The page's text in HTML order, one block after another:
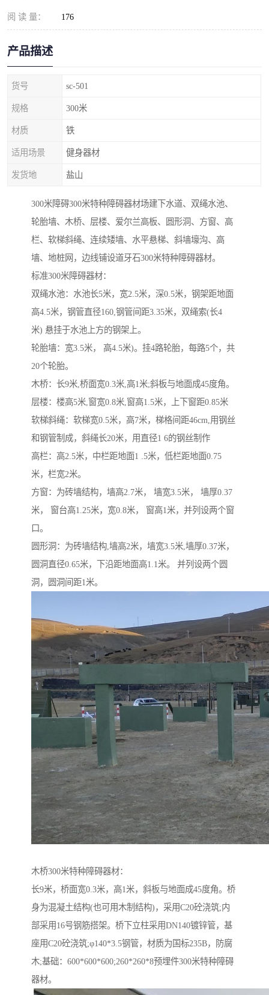
阅 读 量： 176
产品描述
货号 sc-501
规格 300米
材质 铁
适用场景 健身器材
发货地 盐山
300米障碍300米特种障碍器材场建下水道、双绳水池、
轮胎墙、木桥、层楼、爱尔兰高板、圆形洞、方窗、高
栏、软梯斜绳、连续矮墙、水平悬梯、斜墙壕沟、高
墙、地桩网，边线铺设道牙石300米特种障碍器材。
标准300米障碍器材：
双绳水池：水池长5米，宽2.5米，深0.5米，钢架距地面
高4.5米，钢管直径160,钢管间距3.35米，双绳索(长4
米) 悬挂于水池上方的钢架上。
轮胎墙：宽3.5米， 高4.5米)。挂4路轮胎，每路5个，共
20个轮胎。
木桥：长9米,桥面宽0.3米,高1米;斜板与地面成45度角。
层楼：楼高5米,窗宽0.8米,窗高1.5米，上下窗距0.85米
软梯斜绳：软梯宽0.5米，高7米，梯格间距46cm,用钢丝
和钢管制成，斜绳长20米，用直径1 6的钢丝制作
高栏：高2.5米，中栏距地面1 .5米，低栏距地面0.75
米，栏宽2米。
方窗：为砖墙结构，墙高2.7米， 墙宽3.5米， 墙厚0.37
米， 窗台高1.25米，宽0.8米， 窗高1米，并列设两个窗
口。
圆形洞：为砖墙结构,墙高2米，墙宽3.5米,墙厚0.37米，
圆洞直径0.65米，下沿距地面高1.1米。 并列设两个圆
洞，圆洞间距1米。
木桥300米特种障碍器材：
长9米，桥面宽0.3米，高1米，斜板与地面成45度角。桥
身为混凝土结构(也可用木制结构)，采用C20砼浇筑;内
部采用16号钢筋搭架。桥下立柱采用DN140镀锌管，基
座用C20砼浇筑;φ140*3.5钢管，材质为国标235B，防腐
木;基础：600*600*600;260*260*8预埋件300米特种障碍
器材。